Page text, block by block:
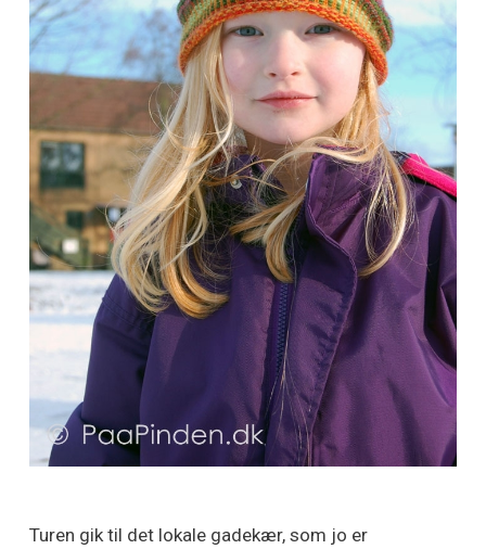
Turen gik til det lokale gadekær, som jo er